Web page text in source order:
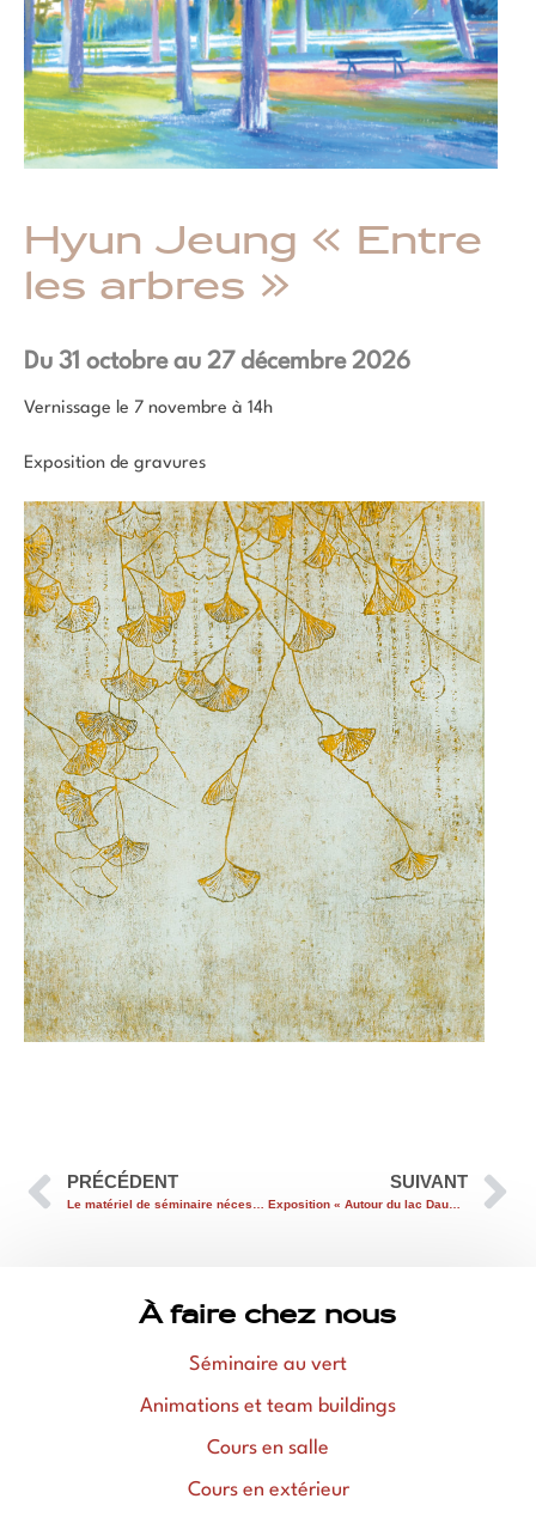
Hyun Jeung « Entre
les arbres »
Du 31 octobre au 27 décembre 2026
Vernissage le 7 novembre à 14h
Exposition de gravures
PRÉCÉDENT SUIVANT
Exposition « Autour du lac Daumesnil au bois de Vincennes » de Raghed Hayek
À faire chez nous
Séminaire au vert
Animations et team buildings
Cours en salle
Cours en extérieur